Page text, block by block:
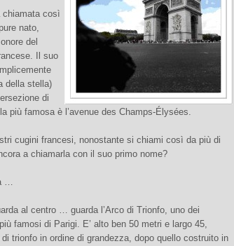
chiamata così
nato,
del
Il suo
della stella)
di
più famosa è l’avenue des Champs-Élysées.
cugini francesi, nonostante si chiami così da più di
a chiamarla con il suo primo nome?
…
al centro … guarda l’Arco di Trionfo, uno dei
famosi di Parigi. E’ alto ben 50 metri e largo 45,
trionfo in ordine di grandezza, dopo quello costruito in